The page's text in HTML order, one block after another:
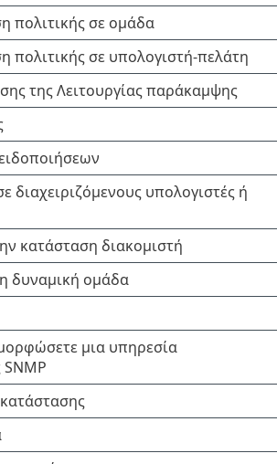
πολιτικής σε ομάδα
πολιτικής σε υπολογιστή-πελάτη
της Λειτουργίας παράκαμψης
διαχειριζόμενους υπολογιστές ή
κατάσταση διακομιστή
δυναμική ομάδα
μια υπηρεσία